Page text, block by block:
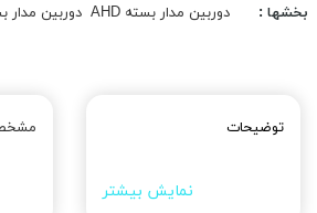
بخشها : دوربین مدار بسته AHD دوربین مدار
توضیحات
نمایش بیشتر